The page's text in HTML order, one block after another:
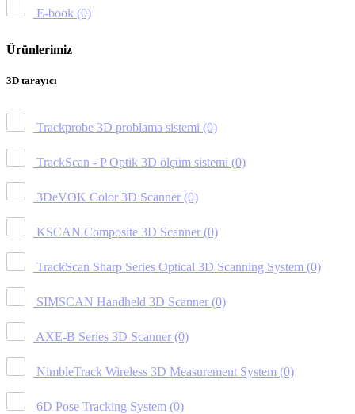
E-book (0)
Ürünlerimiz
3D tarayıcı
Trackprobe 3D problama sistemi (0)
TrackScan - P Optik 3D ölçüm sistemi (0)
3DeVOK Color 3D Scanner (0)
KSCAN Composite 3D Scanner (0)
TrackScan Sharp Series Optical 3D Scanning System (0)
SIMSCAN Handheld 3D Scanner (0)
AXE-B Series 3D Scanner (0)
NimbleTrack Wireless 3D Measurement System (0)
6D Pose Tracking System (0)